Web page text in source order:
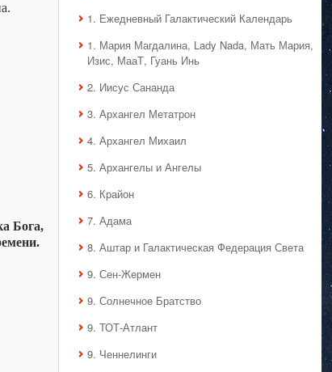
Бога,
1. Ежедневный Галактический Календарь
1. Мария Магдалина, Lady Nada, Мать Мария,
Изис, МааТ, Гуань Инь
2. Иисус Сананда
3. Архангел Метатрон
4. Архангел Михаил
5. Архангелы и Ангелы
6. Крайон
7. Адама
8. Аштар и Галактическая Федерация Света
9. Сен-Жермен
9. Солнечное Братство
9. ТОТ-Атлант
9. Ченнелинги